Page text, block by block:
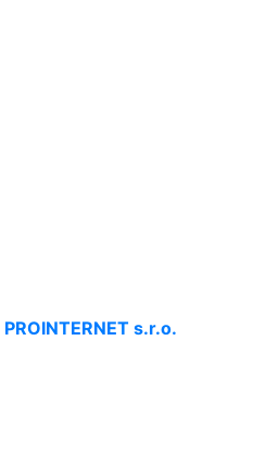
PROINTERNET s.r.o.